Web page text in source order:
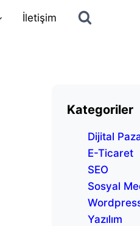
İletişim
Kategoriler
Dijital
E-Ticaret
SEO
Sosyal
Yazılım